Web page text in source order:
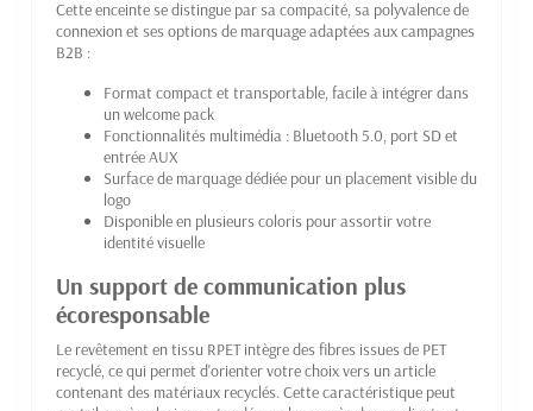
Cette enceinte se distingue par sa compacité, sa polyvalence de
connexion et ses options de marquage adaptées aux campagnes
B2B :
Format compact et transportable, facile à intégrer dans
un welcome pack
Fonctionnalités multimédia : Bluetooth 5.0, port SD et
entrée AUX
Surface de marquage dédiée pour un placement visible du
logo
Disponible en plusieurs coloris pour assortir votre
identité visuelle
Un support de communication plus
écoresponsable
Le revêtement en tissu RPET intègre des fibres issues de PET
recyclé, ce qui permet d'orienter votre choix vers un article
contenant des matériaux recyclés. Cette caractéristique peut